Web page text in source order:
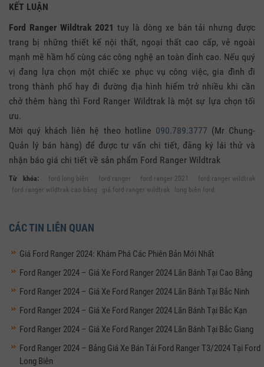
KẾT LUẬN
Ford Ranger Wildtrak 2021 tuy là dòng xe bán tải nhưng được
trang bị những thiết kế nội thất, ngoại thất cao cấp, vẻ ngoài
mạnh mẽ hầm hố cùng các công nghệ an toàn đỉnh cao. Nếu quý
vị đang lựa chọn một chiếc xe phục vụ công việc, gia đình đi
trong thành phố hay đi đường địa hình hiểm trở nhiều khi cần
chở thêm hàng thì Ford Ranger Wildtrak là một sự lựa chọn tối
ưu.
Mời quý khách liên hệ theo hotline 090.789.3777 (Mr Chung-
Quản lý bán hàng) để được tư vấn chi tiết, đăng ký lái thử và
nhận báo giá chi tiết về sản phẩm Ford Ranger Wildtrak
Từ khóa: ford long biên ford ranger ford ranger 2021
ford ranger wildtrak
ford ranger wildtrak cao bằng
giá ford ranger wildtrak long biên ford
CÁC TIN LIÊN QUAN
Giá Ford Ranger 2024: Khám Phá Các Phiên Bản Mới Nhất
Ford Ranger 2024 – Giá Xe Ford Ranger 2024 Lăn Bánh Tại Cao Bằng
Ford Ranger 2024 – Giá Xe Ford Ranger 2024 Lăn Bánh Tại Bắc Ninh
Ford Ranger 2024 – Giá Xe Ford Ranger 2024 Lăn Bánh Tại Bắc Kạn
Ford Ranger 2024 – Giá Xe Ford Ranger 2024 Lăn Bánh Tại Bắc Giang
Ford Ranger 2024 – Bảng Giá Xe Bán Tải Ford Ranger T3/2024 Tại Ford
Long Biên